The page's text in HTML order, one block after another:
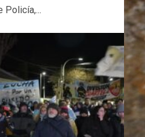
Policía,...